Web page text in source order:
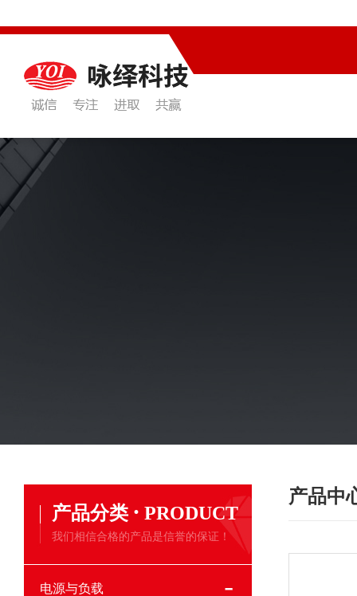
产品分类 · PRODUCT
我们相信合格的产品是信誉的保证！
电源与负载
产品中